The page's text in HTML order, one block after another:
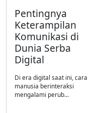
Pentingnya
Keterampilan
Komunikasi di
Dunia Serba
Digital
Di era digital saat ini, cara
manusia berinteraksi
mengalami perub...